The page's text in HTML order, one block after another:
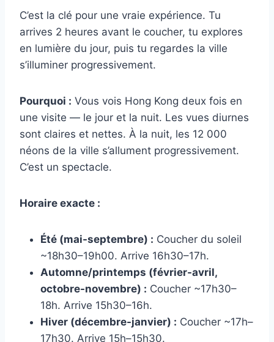
C’est la clé pour une vraie expérience. Tu
arrives 2 heures avant le coucher, tu explores
en lumière du jour, puis tu regardes la ville
s’illuminer progressivement.
Pourquoi : Vous vois Hong Kong deux fois en
une visite — le jour et la nuit. Les vues diurnes
sont claires et nettes. À la nuit, les 12 000
néons de la ville s’allument progressivement.
C’est un spectacle.
Horaire exacte :
Été (mai-septembre) : Coucher du soleil
~18h30–19h00. Arrive 16h30–17h.
Automne/printemps (février-avril,
octobre-novembre) : Coucher ~17h30–
18h. Arrive 15h30–16h.
Hiver (décembre-janvier) : Coucher ~17h–
17h30. Arrive 15h–15h30.